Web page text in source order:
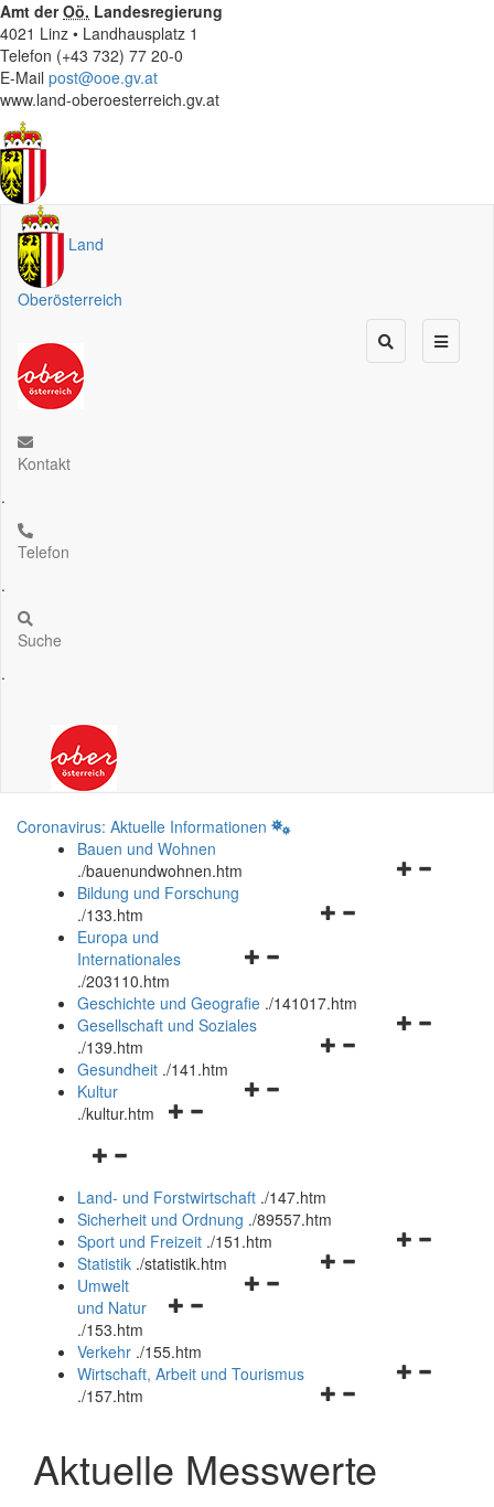
Amt derOö. Landesregierung
4021 Linz • Landhausplatz 1
Telefon (+43 732) 77 20-0
E-Mail post@ooe.gv.at
www.land-oberoesterreich.gv.at
Land
Oberösterreich
Kontakt
.
Telefon
.
Suche
.
Coronavirus: Aktuelle Informationen
Bauen und Wohnen
./bauenundwohnen.htm
Navigationsmenü
Bildung und Forschung
./133.htm
Navigationsmenü
und
schließen
Europa und
Internationales
./203110.htm
Geschichte und Geografie ./141017.htm
Navigationsmenü
Gesellschaft und Soziales
./139.htm
Navigationsmenü
Gesundheit ./141.htm
Navigationsmenü
Kultur
./kultur.htm
Navigationsmenü
und
schließen
Land- und Forstwirtschaft ./147.htm
Sicherheit und Ordnung ./89557.htm
Navigationsmenü
Sport und Freizeit ./151.htm
Navigationsmenü
Statistik ./statistik.htm
Navigationsmenü
und
schließen
Umwelt
und Natur
./153.htm
Verkehr ./155.htm
Navigationsmenü
schließen
Wirtschaft, Arbeit und Tourismus
./157.htm
Aktuelle Messwerte